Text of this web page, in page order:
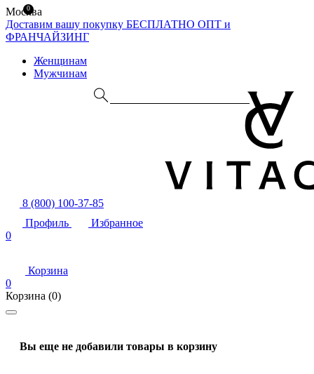
Москва
Доставим вашу покупку БЕСПЛАТНО ОПТ и
ФРАНЧАЙЗИНГ
Женщинам
Мужчинам
8 (800) 100-37-85
Профиль
Избранное
0
Корзина
0
Корзина (0)
Вы еще не добавили товары в корзину
0